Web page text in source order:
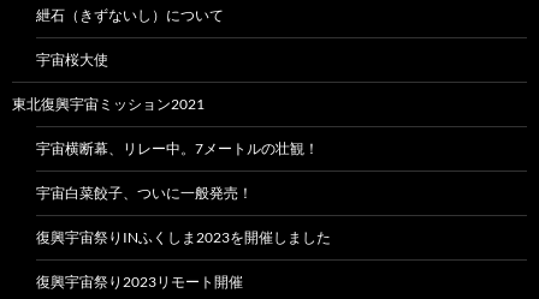
紲石（きずないし）について
宇宙桜大使
東北復興宇宙ミッション2021
宇宙横断幕、リレー中。7メートルの壮観！
宇宙白菜餃子、ついに一般発売！
復興宇宙祭りINふくしま2023を開催しました
復興宇宙祭り2023リモート開催